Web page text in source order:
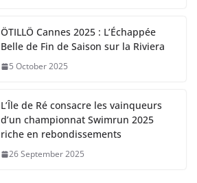
ÖTILLÖ Cannes 2025 : L’Échappée
Belle de Fin de Saison sur la Riviera
5 October 2025
L’Île de Ré consacre les vainqueurs
d’un championnat Swimrun 2025
riche en rebondissements
26 September 2025